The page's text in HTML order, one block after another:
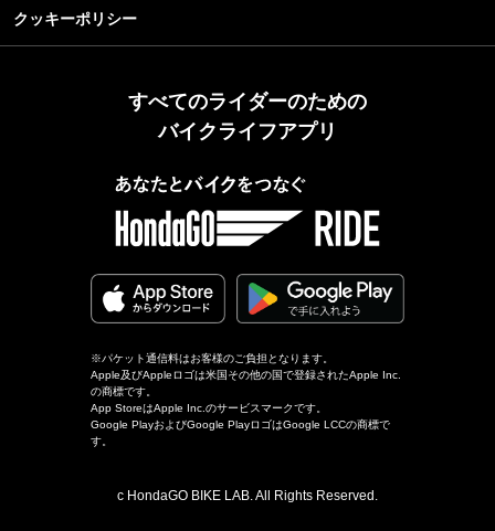
クッキーポリシー
すべてのライダーのための
バイクライフアプリ
※パケット通信料はお客様のご負担となります。
Apple及びAppleロゴは米国その他の国で登録されたApple Inc.
の商標です。
App StoreはApple Inc.のサービスマークです。
Google PlayおよびGoogle PlayロゴはGoogle LCCの商標で
す。
c HondaGO BIKE LAB. All Rights Reserved.